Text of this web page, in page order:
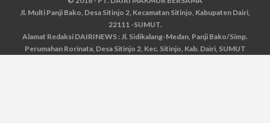
Jl. Multi Panji Bako, Desa Sitinjo 2, Kecamatan Sitinjo, Kabupaten Dairi,
22111 -SUMUT.
Alamat Redaksi DAIRINEWS : Jl. Sidikalang-Medan, Panji Bako/Simp.
Perumahan Rorinata, Desa Sitinjo 2, Kec. Sitinjo, Kab. Dairi, SUMUT